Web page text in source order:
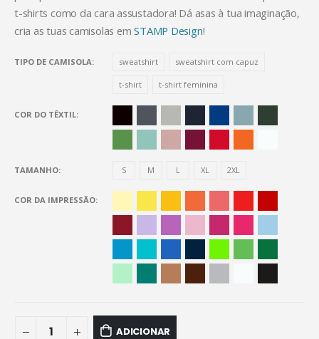
t-shirts como da cara assustadora! Dá asas à tua imaginação,
cria as tuas camisolas emSTAMP Design!
TIPO DE CAMISOLA sweatshirt sweatshirt com capuz
t-shirt t-shirt feminina
COR DO TÊXTIL
TAMANHO S M L XL 2XL
COR DA IMPRESSÃO
ADICIONAR